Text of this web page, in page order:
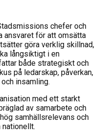
chefer och
ansvaret för att omsätta
göra verklig skillnad,
långsiktigt i en
både strategiskt och
på ledarskap, påverkan,
insamling.
med ett starkt
av samarbete och
samhällsrelevans och